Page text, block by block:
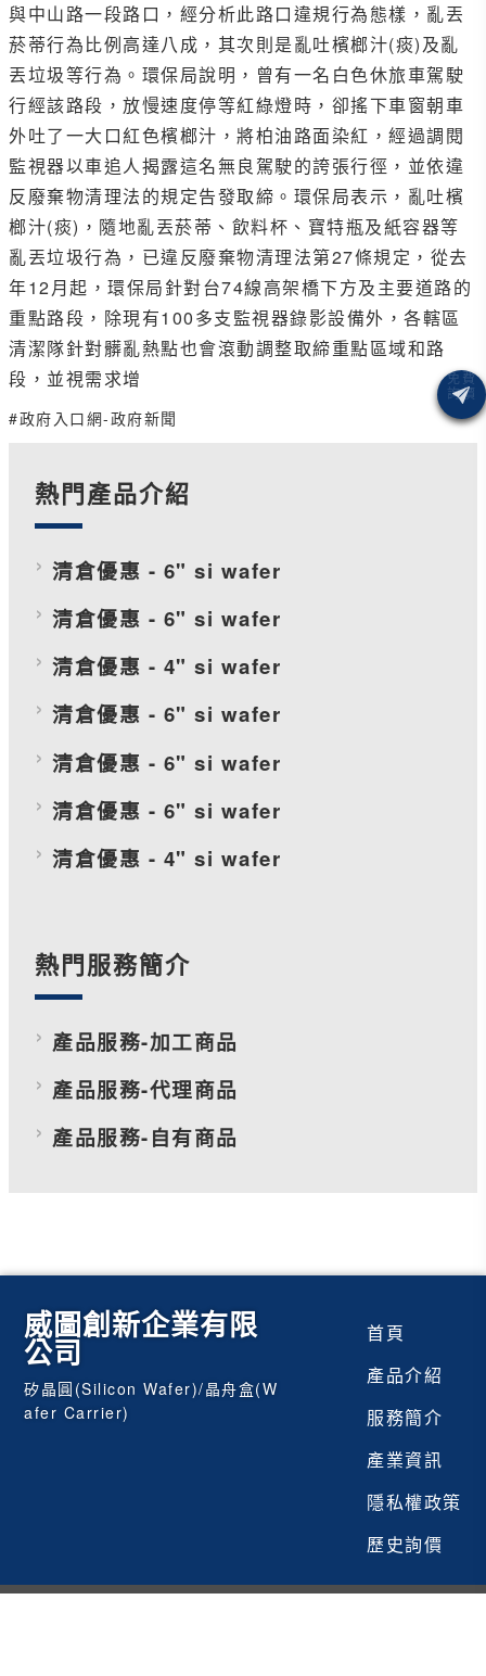
與中山路一段路口，經分析此路口違規行為態樣，亂丟
菸蒂行為比例高達八成，其次則是亂吐檳榔汁(痰)及亂
丟垃圾等行為。環保局說明，曾有一名白色休旅車駕駛
行經該路段，放慢速度停等紅綠燈時，卻搖下車窗朝車
外吐了一大口紅色檳榔汁，將柏油路面染紅，經過調閱
監視器以車追人揭露這名無良駕駛的誇張行徑，並依違
反廢棄物清理法的規定告發取締。環保局表示，亂吐檳
榔汁(痰)，隨地亂丟菸蒂、飲料杯、寶特瓶及紙容器等
亂丟垃圾行為，已違反廢棄物清理法第27條規定，從去
年12月起，環保局針對台74線高架橋下方及主要道路的
重點路段，除現有100多支監視器錄影設備外，各轄區
清潔隊針對髒亂熱點也會滾動調整取締重點區域和路
段，並視需求增
#政府入口網-政府新聞
熱門產品介紹
清倉優惠 - 6" si wafer
清倉優惠 - 6" si wafer
清倉優惠 - 4" si wafer
清倉優惠 - 6" si wafer
清倉優惠 - 6" si wafer
清倉優惠 - 6" si wafer
清倉優惠 - 4" si wafer
熱門服務簡介
產品服務-加工商品
產品服務-代理商品
產品服務-自有商品
威圖創新企業有限
公司
矽晶圓(Silicon Wafer)/晶舟盒(W
afer Carrier)
首頁
產品介紹
服務簡介
產業資訊
隱私權政策
歷史詢價